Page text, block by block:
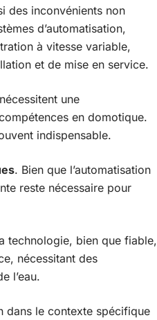
des inconvénients non
d’automatisation,
à vitesse variable,
et de mise en service.
une
en domotique.
indispensable.
. Bien que l’automatisation
reste nécessaire pour
technologie, bien que fiable,
nécessitant des
l’eau.
dans le contexte spécifique